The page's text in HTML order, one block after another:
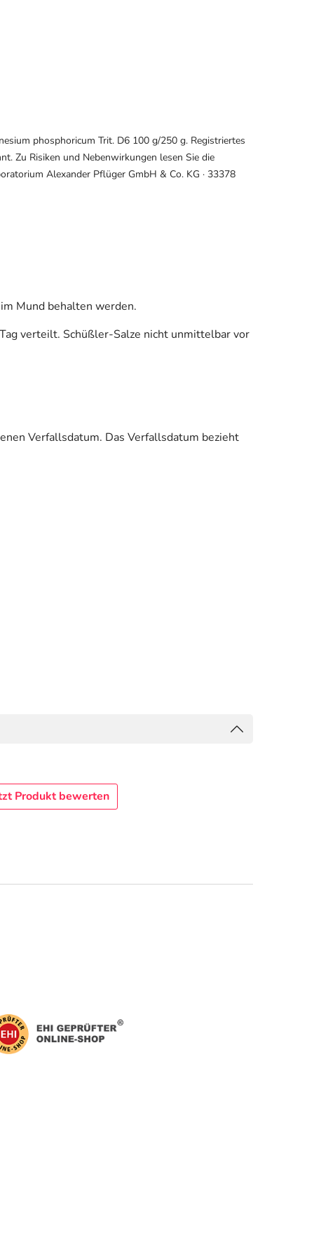
phosphoricum Trit. D6 100 g/250 g. Registriertes
Zu Risiken und Nebenwirkungen lesen Sie die
Alexander Pflüger GmbH & Co. KG · 33378
Mund behalten werden.
verteilt. Schüßler-Salze nicht unmittelbar vor
Verfallsdatum. Das Verfallsdatum bezieht
Produkt bewerten